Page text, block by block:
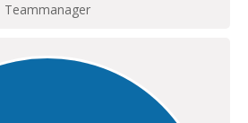
Teammanager